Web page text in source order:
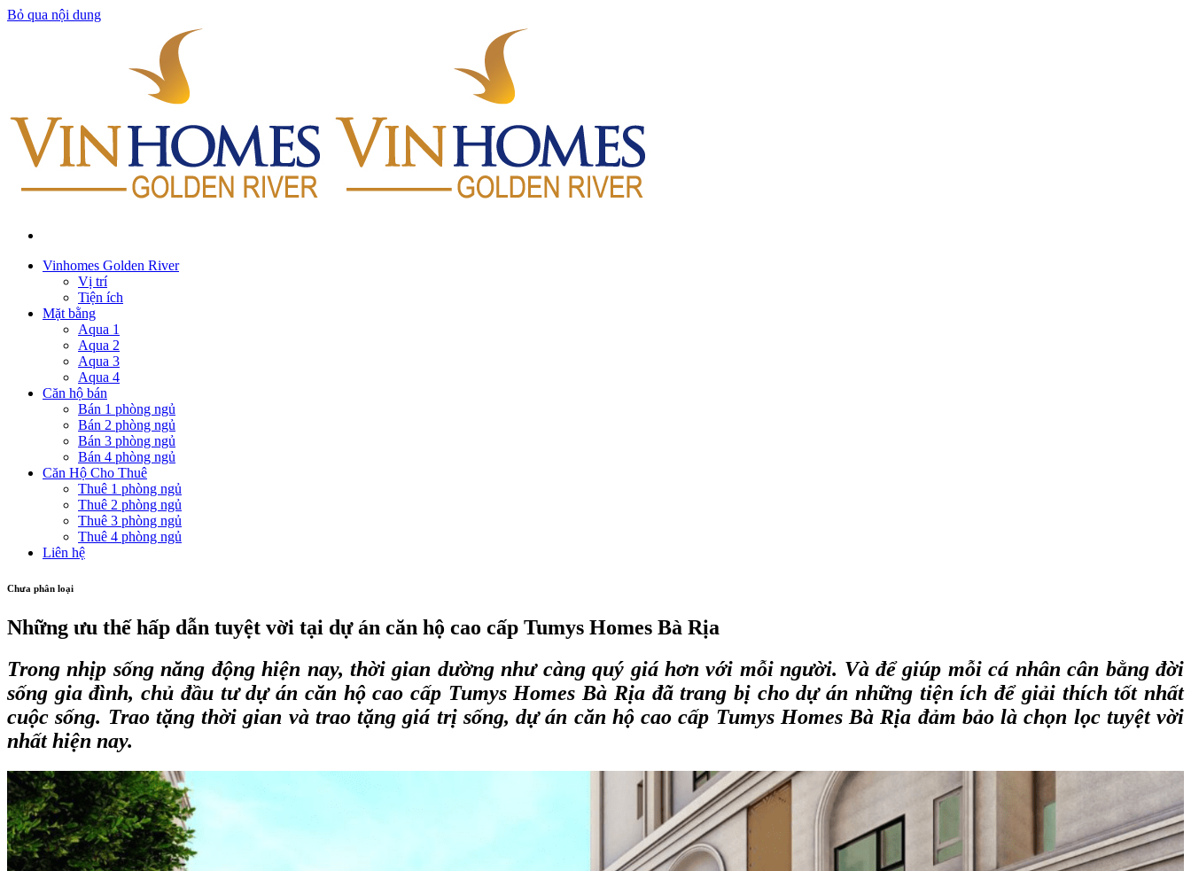
Bỏ qua nội dung
Vinhomes Golden River
Vị trí
Tiện ích
Mặt bằng
Aqua 1
Aqua 2
Aqua 3
Aqua 4
Căn hộ bán
Bán 1 phòng ngủ
Bán 2 phòng ngủ
Bán 3 phòng ngủ
Bán 4 phòng ngủ
Căn Hộ Cho Thuê
Thuê 1 phòng ngủ
Thuê 2 phòng ngủ
Thuê 3 phòng ngủ
Thuê 4 phòng ngủ
Liên hệ
Chưa phân loại
Những ưu thế hấp dẫn tuyệt vời tại dự án căn hộ cao cấp Tumys Homes Bà Rịa
Trong nhịp sống năng động hiện nay, thời gian dường như càng quý giá hơn với mỗi người. Và để giúp mỗi cá nhân cân bằng đời
sống gia đình, chủ đầu tư dự án căn hộ cao cấp Tumys Homes Bà Rịa đã trang bị cho dự án những tiện ích để giải thích tốt nhất
cuộc sống. Trao tặng thời gian và trao tặng giá trị sống, dự án căn hộ cao cấp Tumys Homes Bà Rịa đảm bảo là chọn lọc tuyệt vời
nhất hiện nay.